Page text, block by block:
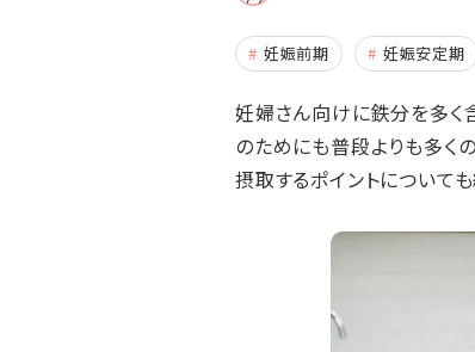
妊娠前期 妊娠安定期
妊婦さん向けに鉄分を多く
のためにも普段よりも多く
摂取するポイントについて